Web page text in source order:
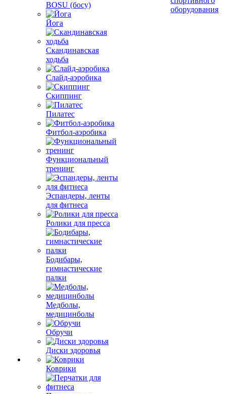
BOSU (босу)
Йога
Скандинавская
ходьба
Слайд-аэробика
Скиппинг
Пилатес
Фитбол-аэробика
Функциональный
тренинг
Эспандеры, ленты
для фитнеса
Ролики для пресса
Бодибары,
гимнастические
палки
Медболы,
медицинболы
Обручи
Диски здоровья
Коврики
оборудования